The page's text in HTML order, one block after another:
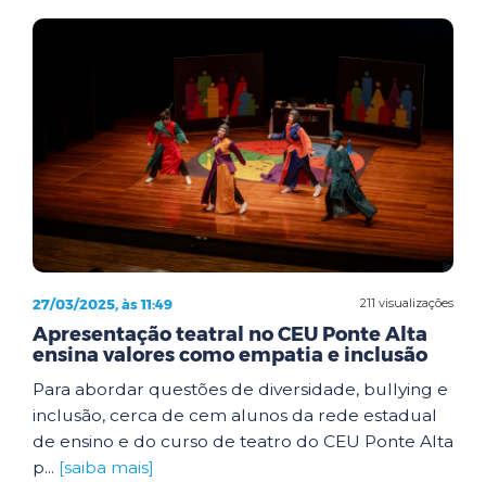
211 visualizações
27/03/2025, às 11:49
Apresentação teatral no CEU Ponte Alta
ensina valores como empatia e inclusão
Para abordar questões de diversidade, bullying e
inclusão, cerca de cem alunos da rede estadual
de ensino e do curso de teatro do CEU Ponte Alta
p... [saiba mais]